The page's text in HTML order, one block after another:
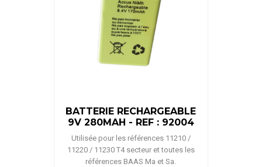
BATTERIE RECHARGEABLE
9V 280MAH - REF : 92004
Utilisée pour les références 11210 /
11220 / 11230 T4 secteur et toutes les
références BAAS Ma et Sa.